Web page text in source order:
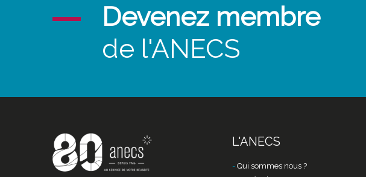
Devenez membre
de l'ANECS
L'ANECS
Qui sommes nous ?